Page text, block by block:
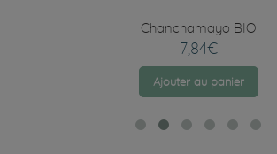
Chanchamayo BIO
7,84€
Ajouter au panier